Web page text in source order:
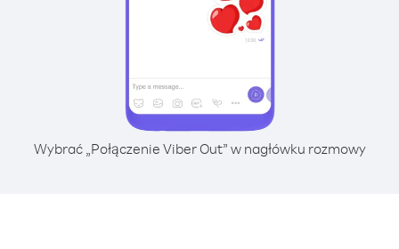
Wybrać „Połączenie Viber Out” w nagłówku rozmowy